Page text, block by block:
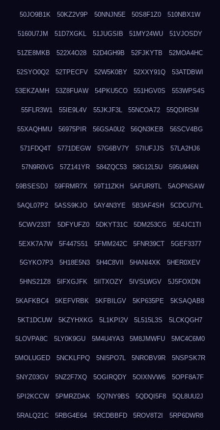
50JO9B1K 50KZ2V9P 50NNJN5E 50S8F1Z0 510NBX1W
5160U7JM 51D7XGKL 51JUGSIB 51MY24WU 51VJOSDY
51ZE8MKB 522X4O28 52D4GH9B 52FJKYTB 52MOA4HC
52SYO0Q2 52TPECFV 52W5K0BY 52XXY91Q 53ATDBWI
53EKZAMH 53Z8FUAW 54PKU5CO 551HGV0S 553WPS4S
55FLR3W1 55IE9L4V 55JKJF3L 55NCOA72 55QDIRSM
55XAQHMU 56975PIR 56GSA0U2 56QN3KEB 56SCV4BG
571FDQ4T 5771DEGW 57G6BV7Y 57IUFJJS 57LA2HJ6
57N9R0VG 57Z141YR 584ZQC53 58G12L5U 595U946N
59BSESDJ 59FRMR7X 59T11ZKH 5AFUR9TL 5AOPNSAW
5AQL07P2 5ASS9KJO 5AY4N3YE 5B3AF4SH 5CDCU7YL
5CWV233T 5DFYUFZ0 5DKYT31C 5DM253CG 5E4JC1TI
5EXK7A7W 5F447S51 5FMM242C 5FNR39CT 5GEF3377
5GYKO7P3 5H18E5N3 5H4C8VII 5HANI4XK 5HER0XEV
5HNS21Z8 5IFXGJFK 5IITXOZY 5IVSLWGV 5J5FOXDN
5KAFKBC4 5KEFVRBK 5KFBILGV 5KP635PE 5KSAQAB8
5KT1DCUW 5KZYHXKG 5L1KPI2V 5L515L3S 5LCKQGH7
5LOVPA8C 5LY0K9GU 5M4U4YA3 5M8JMWFU 5MC4C6M0
5MOLUGED 5NCKLFPQ 5NI5PO7L 5NROBV9R 5NSPSK7R
5NYZ03GV 5NZ2F7XQ 5OGIRQDY 5OIXNVW6 5OPF8A7F
5PI2KCCW 5PMRZDAK 5Q7NY9BS 5QDQI5F8 5QL8UU2J
5RALQ21C 5RBG4E64 5RCDBBFD 5ROV8T2I 5RP6DWR8